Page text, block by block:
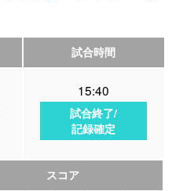
試合時間
15:40
試合終了/
記録確定
スコア